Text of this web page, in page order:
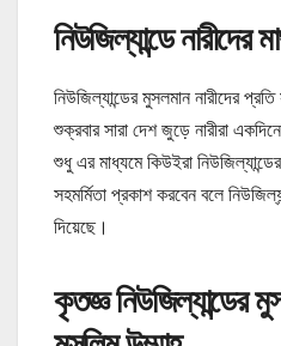
নিউজিল্যান্ডে নারীদের
নিউজিল্যান্ডের মুসলমান নারীদের
শুক্রবার সারা দেশ জুড়ে নারীরা
শুধু এর মাধ্যমে কিউইরা
সহমর্মিতা প্রকাশ করবেন বলে
দিয়েছে।
কৃতজ্ঞ নিউজিল্যান্ডের